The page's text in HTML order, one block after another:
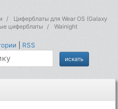
Циферблаты для Wear OS (Galaxy
циферблаты Wainight
RSS